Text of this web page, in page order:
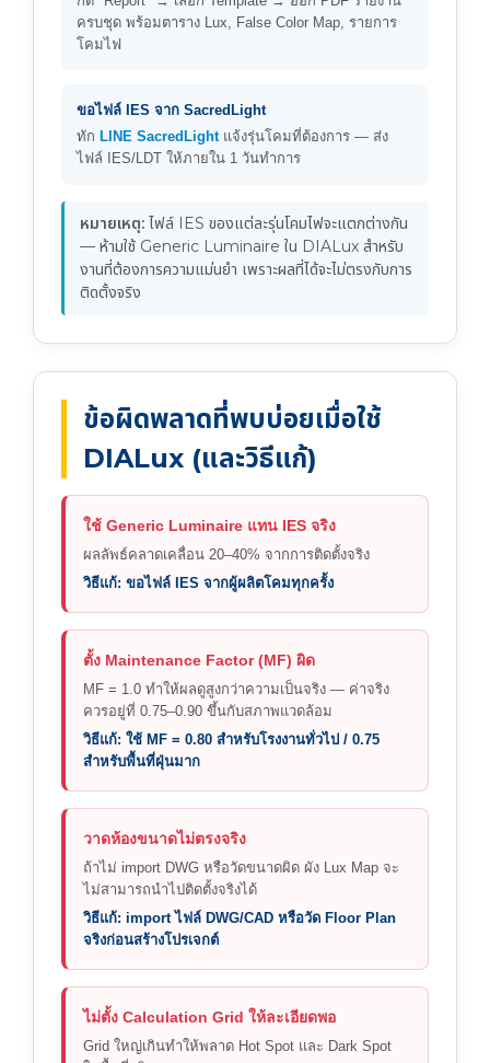
ครบชุด พร้อมตาราง Lux, False Color Map, รายการ
โคมไฟ
ขอไฟล์ IES จาก SacredLight
ทัก LINE SacredLightแจ้งรุ่นโคมที่ต้องการ — ส่ง
ไฟล์ IES/LDT ให้ภายใน 1 วันทำการ
หมายเหตุ: ไฟล์ IES ของแต่ละรุ่นโคมไฟจะแตกต่างกัน
— ห้ามใช้ Generic Luminaire ใน DIALux สำหรับ
งานที่ต้องการความแม่นยำ เพราะผลที่ได้จะไม่ตรงกับการ
ติดตั้งจริง
ข้อผิดพลาดที่พบบ่อยเมื่อใช้
DIALux (และวิธีแก้)
ใช้ Generic Luminaire แทน IES จริง
ผลลัพธ์คลาดเคลื่อน 20–40% จากการติดตั้งจริง
วิธีแก้: ขอไฟล์ IES จากผู้ผลิตโคมทุกครั้ง
ตั้ง Maintenance Factor (MF) ผิด
MF = 1.0 ทำให้ผลดูสูงกว่าความเป็นจริง — ค่าจริง
ควรอยู่ที่ 0.75–0.90 ขึ้นกับสภาพแวดล้อม
วิธีแก้: ใช้ MF = 0.80 สำหรับโรงงานทั่วไป / 0.75
สำหรับพื้นที่ฝุ่นมาก
วาดห้องขนาดไม่ตรงจริง
ถ้าไม่ import DWG หรือวัดขนาดผิด ผัง Lux Map จะ
ไม่สามารถนำไปติดตั้งจริงได้
วิธีแก้: import ไฟล์ DWG/CAD หรือวัด Floor Plan
จริงก่อนสร้างโปรเจกต์
ไม่ตั้ง Calculation Grid ให้ละเอียดพอ
Grid ใหญ่เกินทำให้พลาด Hot Spot และ Dark Spot